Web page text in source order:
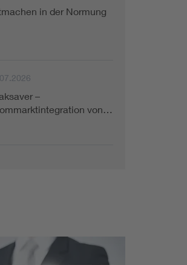
in der Normung
–
von…